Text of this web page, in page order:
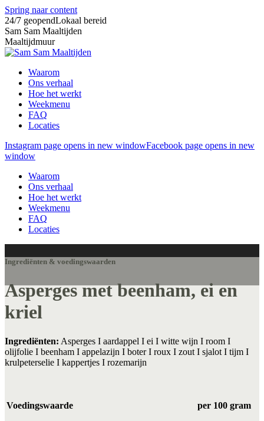
Spring naar content
24/7 geopendLokaal bereid
Sam Sam Maaltijden
Maaltijdmuur
Waarom
Ons verhaal
Hoe het werkt
Weekmenu
FAQ
Locaties
Instagram page opens in new windowFacebook page opens in new
window
Waarom
Ons verhaal
Hoe het werkt
Weekmenu
FAQ
Locaties
Ingrediënten & voedingswaarden
Asperges met beenham, ei en
kriel
Ingrediënten: Asperges I aardappel I ei I witte wijn I room I
olijfolie I beenham I appelazijn I boter I roux I zout I sjalot I tijm I
krulpeterselie I kappertjes I rozemarijn
Voedingswaarde per 100 gram